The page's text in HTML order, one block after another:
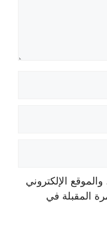
الإلكتروني
المقبلة في